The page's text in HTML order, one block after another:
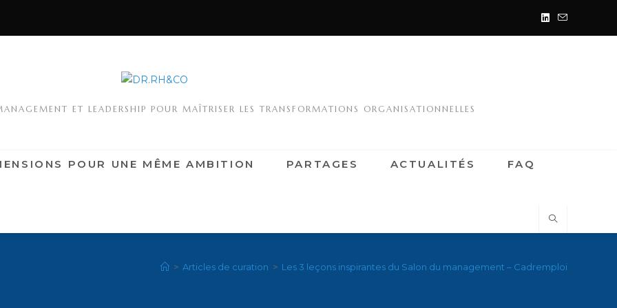
ET LEADERSHIP POUR MAÎTRISER LES TRANSFORMATIONS ORGANISATIONNELLES
POUR UNE MÊME AMBITION PARTAGES ACTUALITÉS FAQ
> Articles de curation > Les 3 leçons inspirantes du Salon du management – Cadremploi